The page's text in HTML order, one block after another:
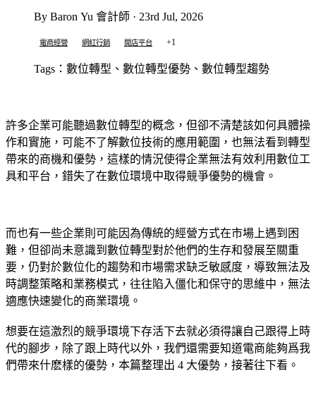
By Baron Yu 會計師 · 23rd Jul, 2026
電商經營 網紅行銷 開店平台 +1
Tags：數位轉型、數位轉型優勢、數位轉型趨勢
許多企業可能聽過數位轉型的概念，但卻不清楚該如何具體操
作和實施，可能不了解數位技術的應用範圍，也無法看到轉型
帶來的商機和優勢，這樣的情況使得企業無法有效利用數位工
具和平台，錯失了在數位環境中取得競爭優勢的機會。
而也有一些企業則可能因為傳統的經營方式在市場上遇到困
難，但卻尚未意識到數位轉型對於他們的生存和發展至關重
要，仍對於數位化的趨勢和市場需求缺乏敏感度，導致無法及
時調整策略和業務模式，往往陷入僵化和保守的思維中，無法
適應快速變化的商業環境。
想要在這激烈的競爭環境下存活下去就必須得讓自己跟得上時
代的腳步，除了跟上時代以外，我們還需要知道電商能夠爲我
們帶來什麽樣的優勢，本篇整理出 4 大優勢，接著往下看。